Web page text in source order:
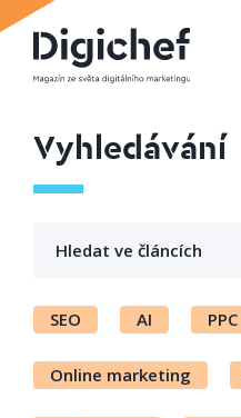
Vyhledávání
SEO AI PPC
Online marketing